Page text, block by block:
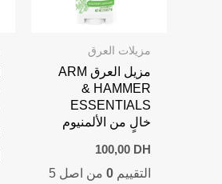
مزيلات العرق
مزيل العرق ARM
& HAMMER
ESSENTIALS
خالٍ من الألمنيوم
100,00 DH
التقييم 0من اصل 5